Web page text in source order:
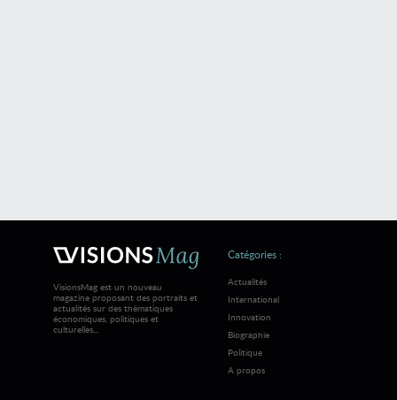
VisionsMag est un nouveau
magazine proposant des portraits et
actualités sur des thématiques
économiques, politiques et
culturelles...
Catégories :
Actualités
International
Innovation
Biographie
Politique
A propos